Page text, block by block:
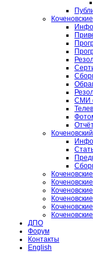
СМИ
ДПО
Форум
Контакты
English